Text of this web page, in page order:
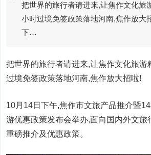
把世界的旅行者请进来,让焦作文化旅
小时过境免签政策落地河南,焦作放大
下…
把世界的旅行者请进来,让焦作文化旅游
过境免签政策落地河南,焦作放大招啦!
10月14日下午,焦作市文旅产品推介暨
游优惠政策发布会举办,面向国内外文旅
重磅推介及优惠政策。